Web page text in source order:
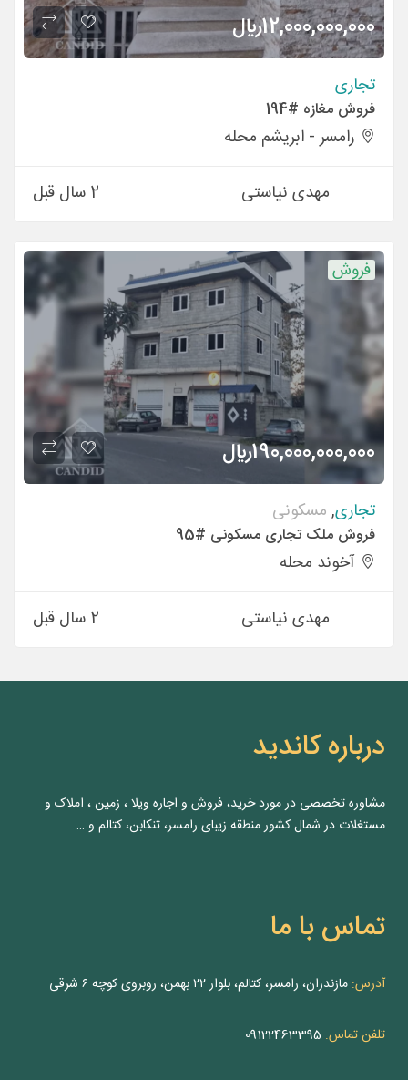
12,000,000,000ريال
تجاری
فروش مغازه #194
رامسر - ابریشم محله
مهدی نیاستی 2 سال قبل
فروش
190,000,000,000ريال
تجاری, مسکونی
فروش ملک تجاری مسکونی #95
آخوند محله
مهدی نیاستی 2 سال قبل
درباره کاندید
مشاوره‌ تخصصی در مورد خرید، فروش و اجاره ویلا ، زمین ، املاک و
مستغلات در شمال کشور منطقه زیبای رامسر، تنکابن، کتالم و …
تماس با ما
آدرس: مازندران، رامسر، کتالم، بلوار ۲۲ بهمن، روبروی کوچه ۶ شرقی
تلفن تماس: 09122463395